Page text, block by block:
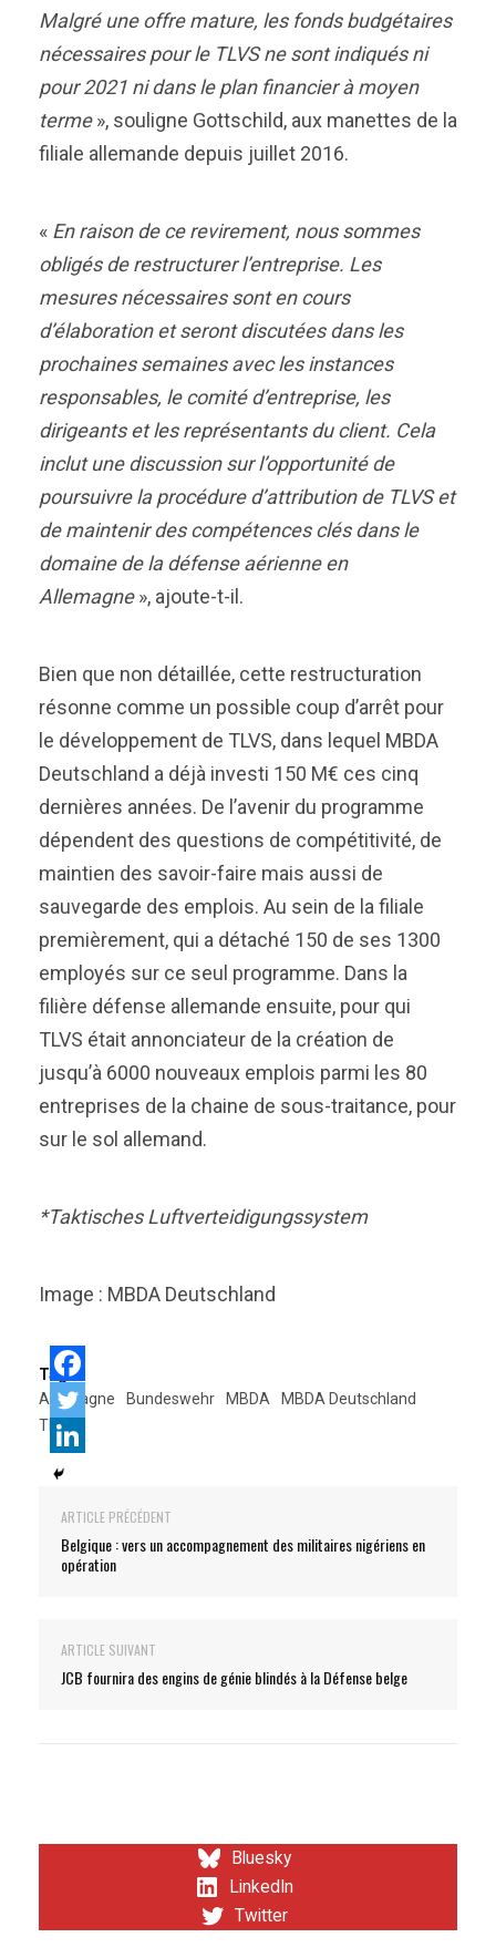
Malgré une offre mature, les fonds budgétaires
nécessaires pour le TLVS ne sont indiqués ni
pour 2021 ni dans le plan financier à moyen
terme», souligne Gottschild, aux manettes de la
filiale allemande depuis juillet 2016.
« En raison de ce revirement, nous sommes
obligés de restructurer l’entreprise. Les
mesures nécessaires sont en cours
d’élaboration et seront discutées dans les
prochaines semaines avec les instances
responsables, le comité d’entreprise, les
dirigeants et les représentants du client. Cela
inclut une discussion sur l’opportunité de
poursuivre la procédure d’attribution de TLVS et
de maintenir des compétences clés dans le
domaine de la défense aérienne en
Allemagne», ajoute-t-il.
Bien que non détaillée, cette restructuration
résonne comme un possible coup d’arrêt pour
le développement de TLVS, dans lequel MBDA
Deutschland a déjà investi 150 M€ ces cinq
dernières années. De l’avenir du programme
dépendent des questions de compétitivité, de
maintien des savoir-faire mais aussi de
sauvegarde des emplois. Au sein de la filiale
premièrement, qui a détaché 150 de ses 1300
employés sur ce seul programme. Dans la
filière défense allemande ensuite, pour qui
TLVS était annonciateur de la création de
jusqu’à 6000 nouveaux emplois parmi les 80
entreprises de la chaine de sous-traitance, pour
sur le sol allemand.
*Taktisches Luftverteidigungssystem
Image : MBDA Deutschland
Tags:
Allemagne
Bundeswehr MBDA
MBDA Deutschland
TLVS
ARTICLE PRÉCÉDENT
Belgique : vers un accompagnement des militaires nigériens en
opération
ARTICLE SUIVANT
JCB fournira des engins de génie blindés à la Défense belge
Bluesky
LinkedIn
Twitter